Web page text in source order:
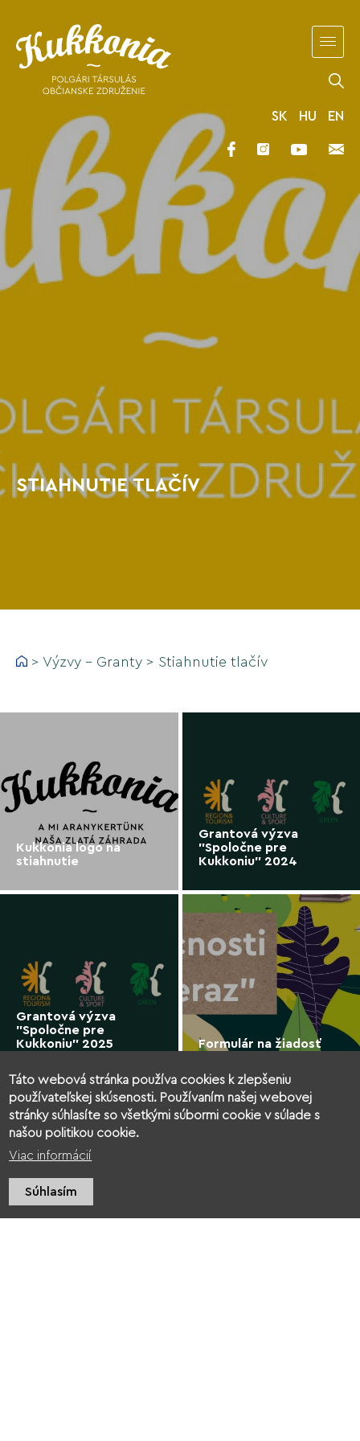
STIAHNUTIE TLAČÍV
SK HU EN
> Výzvy - Granty > Stiahnutie tlačív
Kukkonia logo na
stiahnutie
Grantová výzva
"Spoločne pre
Kukkoniu" 2024
Grantová výzva
"Spoločne pre
Kukkoniu" 2025
Formulár na žiadosť
Táto webová stránka používa cookies k zlepšeniu
používateľskej skúsenosti. Používaním našej webovej
stránky súhlasíte so všetkými súbormi cookie v súlade s
našou politikou cookie.
Viac informácií
Súhlasím